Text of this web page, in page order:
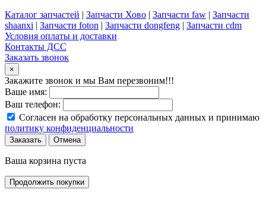
Каталог запчастей | Запчасти Хово | Запчасти faw | Запчасти
shaanxi | Запчасти foton | Запчасти dongfeng | Запчасти cdm
Условия оплаты и доставки
Контакты ДСС
Заказать звонок
×
Закажите звонок и мы Вам перезвоним!!!
Ваше имя:
Ваш телефон:
Согласен на обработку персональных данных и принимаю
политику конфиденциальности
Заказать Отмена
Ваша корзина пуста
Продолжить покупки